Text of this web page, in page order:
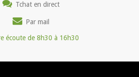
Tchat en direct
Par mail
écoute de 8h30 à 16h30